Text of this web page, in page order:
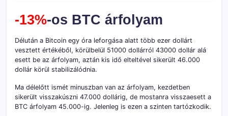
-13%-os BTC árfolyam
Délután a Bitcoin egy óra leforgása alatt több ezer dollárt
vesztett értékéből, körülbelül 51000 dollárról 43000 dollár alá
esett be az árfolyam, aztán kis idő elteltével sikerült 46.000
dollár körül stabilizálódnia.
Ma délelőtt ismét minuszban van az árfolyam, kezdetben
sikerült visszakúszni 47.000 dollárig, de mostanra visszaesett a
BTC árfolyam 45.000-ig. Jelenleg is ezen a szinten tartózkodik.